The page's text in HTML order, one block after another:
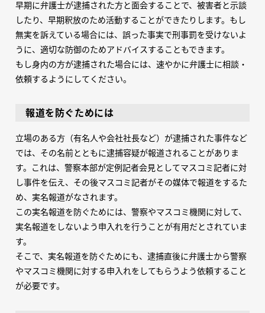
早期に弁護士が逮捕された方と面会することで、被害者と示談
したり、早期釈放のため活動することができたりします。もし
無実を訴えている場合には、誤った事実で刑事罰を受けないよ
うに、適切な防御のためアドバイスすることもできます。
もし身内の方が逮捕された場合には、速やかに弁護士に相談・
依頼するようにしてください。
報道を防ぐためには
立場のある方（有名人や会社社長など）が逮捕された事件など
では、その名前とともに逮捕容疑が報道されることがありま
す。これは、警察本部が定例記者会見としてマスコミ記者に対
し事件を伝え、その後マスコミ記者がその媒体で報道をするた
め、実名報道がなされます。
この実名報道を防ぐためには、警察やマスコミ機関に対して、
実名報道をしないよう申入れを行うことが有用だとされていま
す。
そこで、実名報道を防ぐためにも、逮捕直後に弁護士から警察
やマスコミ機関に対する申入れをしてもらうよう依頼すること
が必要です。